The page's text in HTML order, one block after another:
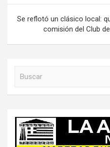
Se reflotó un clásico local:
comisión del Club
r